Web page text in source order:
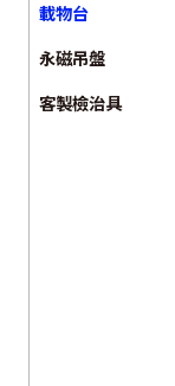
載物台
永磁吊盤
客製檢治具